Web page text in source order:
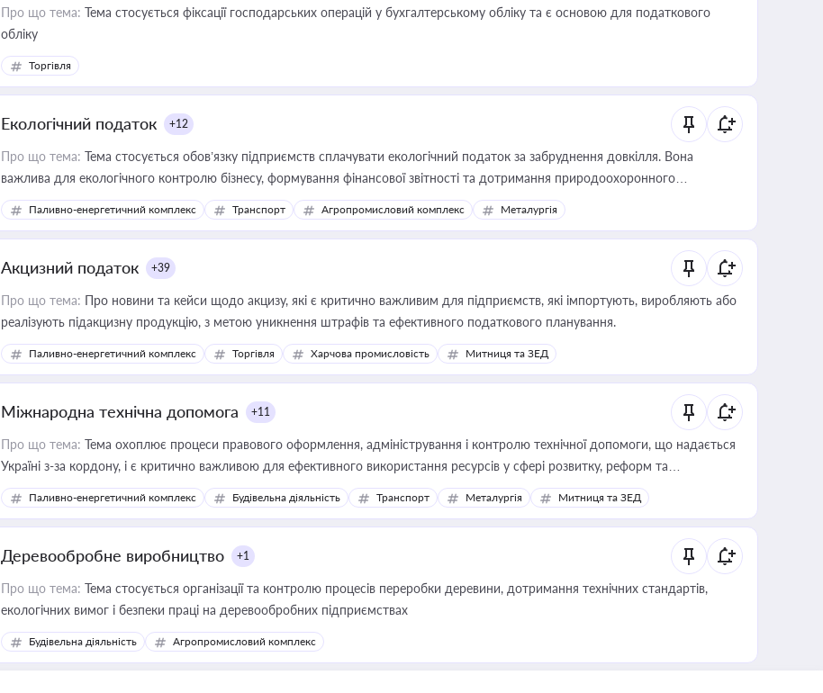
Про що тема: Тема стосується фіксації господарських операцій у бухгалтерському обліку та є основою для податкового
обліку
Торгівля
Екологічний податок +12
Про що тема: Тема стосується обов’язку підприємств сплачувати екологічний податок за забруднення довкілля. Вона
важлива для екологічного контролю бізнесу, формування фінансової звітності та дотримання природоохоронного
законодавства
Паливно-енергетичний комплекс Транспорт Агропромисловий комплекс Металургія
Акцизний податок +39
Про що тема: Про новини та кейси щодо акцизу, які є критично важливим для підприємств, які імпортують, виробляють або
реалізують підакцизну продукцію, з метою уникнення штрафів та ефективного податкового планування.
Паливно-енергетичний комплекс Торгівля Харчова промисловість Митниця та ЗЕД
Міжнародна технічна допомога +11
Про що тема: Тема охоплює процеси правового оформлення, адміністрування і контролю технічної допомоги, що надається
Україні з-за кордону, і є критично важливою для ефективного використання ресурсів у сфері розвитку, реформ та
інфраструктурних проєктів
Паливно-енергетичний комплекс Будівельна діяльність Транспорт Металургія Митниця та ЗЕД
Деревообробне виробництво +1
Про що тема: Тема стосується організації та контролю процесів переробки деревини, дотримання технічних стандартів,
екологічних вимог і безпеки праці на деревообробних підприємствах
Будівельна діяльність Агропромисловий комплекс